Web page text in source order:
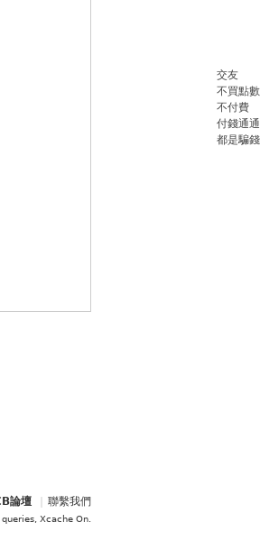
交友
不買點數
不付費
付錢通通
都是騙錢
論壇 聯繫我們
Xcache On